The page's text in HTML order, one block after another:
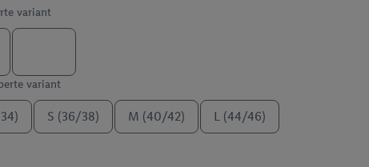
variant
variant
S (36/38) M (40/42) L (44/46)